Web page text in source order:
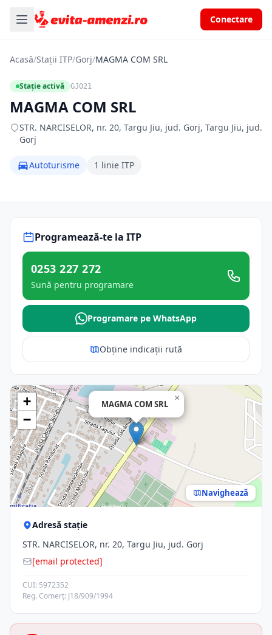
Conectare
Acasă/Stații ITP/Gorj/MAGMA COM SRL
Stație activă GJ021
MAGMA COM SRL
STR. NARCISELOR, nr. 20, Targu Jiu, jud. Gorj, Targu Jiu, jud.
Gorj
Autoturisme 1 linie ITP
Programează-te la ITP
0253 227 272
Sună pentru programare
Programare pe WhatsApp
Obține indicații rută
MAGMA COM SRL
×
+
−
Navighează
Adresă stație
STR. NARCISELOR, nr. 20, Targu Jiu, jud. Gorj
[email protected]
CUI: 5972352
Reg. Comerț: J18/909/1994